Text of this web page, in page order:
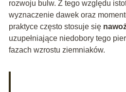
rozwoju bulw. Z tego względu
wyznaczenie dawek oraz
praktyce często stosuje się
uzupełniające niedobory tego
fazach wzrostu ziemniaków.